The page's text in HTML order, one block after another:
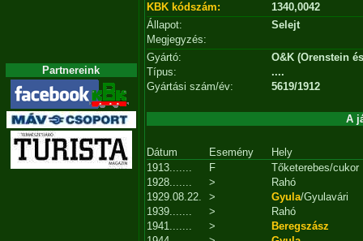
Partnereink
KBK kódszám:
1340,0042
Állapot:
Selejt
Megjegyzés:
Gyártó:
O&K (Orenstein
Típus:
....
Gyártási szám/év:
5619/1912
A
Dátum Esemény
Hely
1913.......
F
Tőketerebes/cukor
1928.......
>
Rahó
1929.08.22.
> Gyula/Gyulavári
1939.......
>
Rahó
1941.......
>
Beregszász